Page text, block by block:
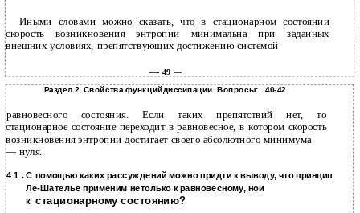
Иными словами можно сказать, что в стационарном состоянии
скорость возникновения энтропии минимальна при заданных
внешних условиях, препятствующих достижению системой
—- 49 —
Раздел 2. Свойства функцийдиссипации. Вопросы:...40-42.
равновесного состояния. Если таких препятствий нет, то
стационарное состояние переходит в равновесное, в котором скорость
возникновения энтропии достигает своего абсолютного минимума
— нуля.
4 1 . С помощью каких рассуждений можно придти к выводу, что принцип
Ле-Шателье применим нетолько к равновесному, нои
к стационарному состоянию?